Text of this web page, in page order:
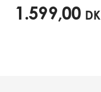
1.599,00